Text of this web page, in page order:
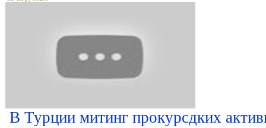
В Турции митинг прокурсдких